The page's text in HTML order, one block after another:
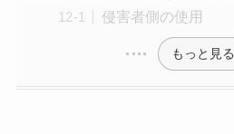
侵害者側の使用
もっと見る